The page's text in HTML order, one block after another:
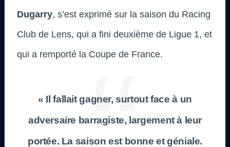
Dugarry, s’est exprimé sur la saison du Racing
Club de Lens, qui a fini deuxième de Ligue 1, et
qui a remporté la Coupe de France.
« Il fallait gagner, surtout face à un
adversaire barragiste, largement à leur
portée. La saison est bonne et géniale.